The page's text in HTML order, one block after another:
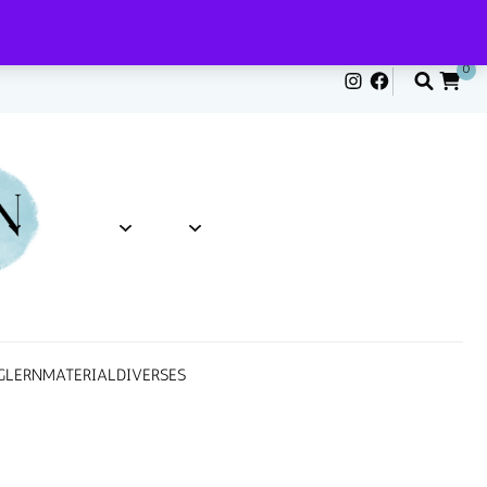
0
LERNMATERIALDIVERSES